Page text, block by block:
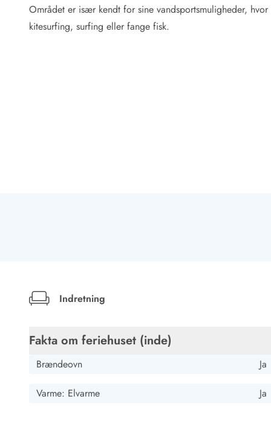
We love people!
Fitness og træning
Cykelferie
Vandring langs Vestkysten
Vandski for hele familien
Kulturaktiviteter
Området er især kendt for sine vandsportsmuligheder,
kitesurfing, surfing eller fange fisk.
Indretning
Fakta om feriehuset (inde)
Brændeovn Ja
Varme: Elvarme Ja